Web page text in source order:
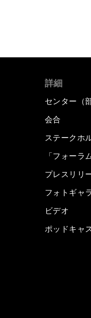
詳細
センター（
会合
ステークホ
「フォーラ
プレスリリ
フォトギャ
ビデオ
ポッドキャ